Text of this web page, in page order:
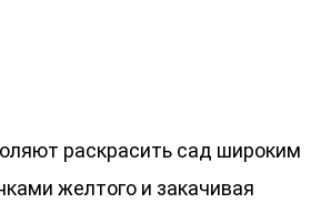
раскрасить сад широким
желтого и закачивая